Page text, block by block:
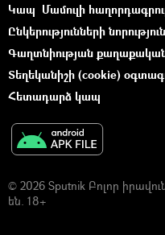
Կապ Մամուլի
Ընկերությունների
Գաղտնիության
Տեղեկանիշի (cookie)
Հետադարձ կապ
© 2026 Sputnik Բոլոր
են. 18+